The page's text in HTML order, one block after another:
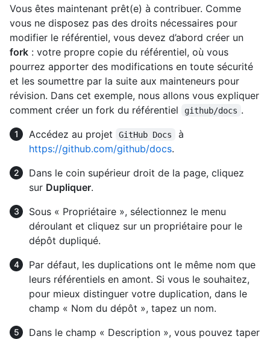
Vous êtes maintenant prêt(e) à contribuer. Comme
vous ne disposez pas des droits nécessaires pour
modifier le référentiel, vous devez d’abord créer un
fork : votre propre copie du référentiel, où vous
pourrez apporter des modifications en toute sécurité
et les soumettre par la suite aux mainteneurs pour
révision. Dans cet exemple, nous allons vous expliquer
comment créer un fork du référentiel
github/docs .
Accédez au projet
GitHub Docs
à
https://github.com/github/docs.
Dans le coin supérieur droit de la page, cliquez
sur Dupliquer.
Sous « Propriétaire », sélectionnez le menu
déroulant et cliquez sur un propriétaire pour le
dépôt dupliqué.
Par défaut, les duplications ont le même nom que
leurs référentiels en amont. Si vous le souhaitez,
pour mieux distinguer votre duplication, dans le
champ « Nom du dépôt », tapez un nom.
Dans le champ « Description », vous pouvez taper